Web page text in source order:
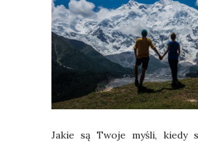
Jakie są Twoje myśli, kiedy